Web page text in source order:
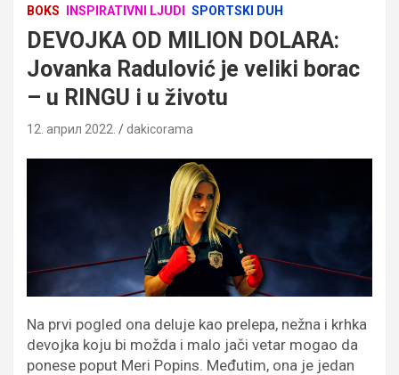
BOKS INSPIRATIVNI LJUDI SPORTSKI DUH
DEVOJKA OD MILION DOLARA:
Jovanka Radulović je veliki borac
– u RINGU i u životu
12. април 2022. dakicorama
Na prvi pogled ona deluje kao prelepa, nežna i krhka
devojka koju bi možda i malo jači vetar mogao da
ponese poput Meri Popins. Međutim, ona je jedan